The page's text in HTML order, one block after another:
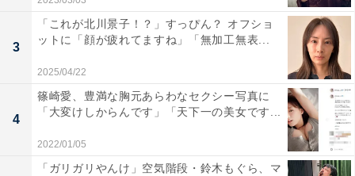
3
「これが北川景子！？」すっぴん？ オフショ
ットに「顔が疲れてますね」「無加工無表...
2025/04/22
4
篠崎愛、豊満な胸元あらわなセクシー写真に
「大変けしからんです」「天下一の美女です...
2022/01/05
「ガリガリやんけ」空気階段・鈴木もぐら、マ